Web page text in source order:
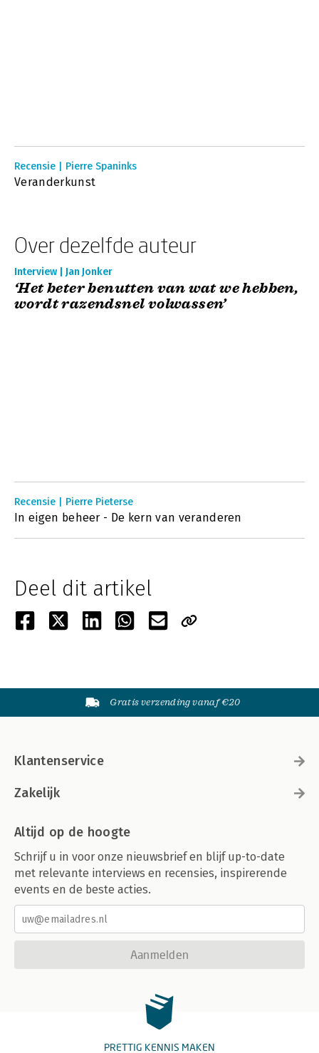
Recensie | Pierre Spaninks
Veranderkunst
Over dezelfde auteur
Interview | Jan Jonker
‘Het beter benutten van wat we hebben,
wordt razendsnel volwassen’
Recensie | Pierre Pieterse
In eigen beheer - De kern van veranderen
Deel dit artikel
Gratis verzending vanaf €20
Klantenservice
Zakelijk
Altijd op de hoogte
Schrijf u in voor onze nieuwsbrief en blijf up-to-date
met relevante interviews en recensies, inspirerende
events en de beste acties.
Aanmelden
PRETTIG KENNIS MAKEN